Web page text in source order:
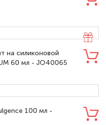
на силиконовой
60 мл - JO40065
100 мл -